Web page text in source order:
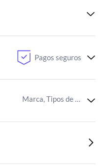
Pagos seguros
Marca, Tipos de cascos,Material exterior del casco deportivo